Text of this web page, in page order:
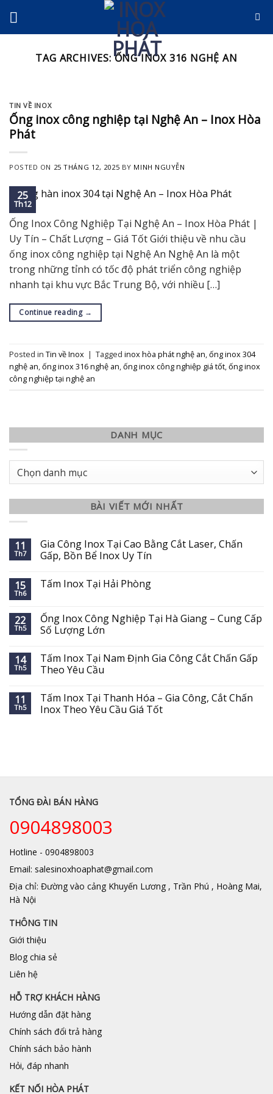
content
TAG ARCHIVES:ỐNG INOX 316 NGHỆ AN
TIN VỀ INOX
Ống inox công nghiệp tại Nghệ An – Inox Hòa
Phát
POSTED ON 25 THÁNG 12, 2025 BY MINH NGUYỄN
25
Th12
Ống Inox Công Nghiệp Tại Nghệ An – Inox Hòa Phát |
Uy Tín – Chất Lượng – Giá Tốt Giới thiệu về nhu cầu
ống inox công nghiệp tại Nghệ An Nghệ An là một
trong những tỉnh có tốc độ phát triển công nghiệp
nhanh tại khu vực Bắc Trung Bộ, với nhiều […]
Continue reading →
Posted in Tin về Inox | Tagged inox hòa phát nghệ an,ống inox 304
nghệ an,ống inox 316 nghệ an,ống inox công nghiệp giá tốt,ống inox
công nghiệp tại nghệ an
DANH MỤC
Danh
mục
BÀI VIẾT MỚI NHẤT
11
Th7
Gia Công Inox Tại Cao Bằng Cắt Laser, Chấn
Gấp, Bồn Bể Inox Uy Tín
15
Th6
Tấm Inox Tại Hải Phòng
22
Th5
Ống Inox Công Nghiệp Tại Hà Giang – Cung Cấp
Số Lượng Lớn
14
Th5
Tấm Inox Tại Nam Định Gia Công Cắt Chấn Gấp
Theo Yêu Cầu
11
Th5
Tấm Inox Tại Thanh Hóa – Gia Công, Cắt Chấn
Inox Theo Yêu Cầu Giá Tốt
TỔNG ĐÀI BÁN HÀNG
0904898003
Hotline - 0904898003
Email: salesinoxhoaphat@gmail.com
Địa chỉ: Đường vào cảng Khuyến Lương , Trần Phú , Hoàng Mai,
Hà Nội
THÔNG TIN
Giới thiệu
Blog chia sẻ
Liên hệ
HỖ TRỢ KHÁCH HÀNG
Hướng dẫn đặt hàng
Chính sách đổi trả hàng
Chính sách bảo hành
Hỏi, đáp nhanh
KẾT NỐI HÒA PHÁT